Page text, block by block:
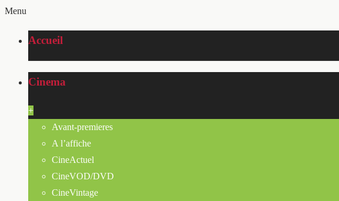
Menu
Accueil
Cinema
+
Avant-premieres
A l’affiche
CineActuel
CineVOD/DVD
CineVintage